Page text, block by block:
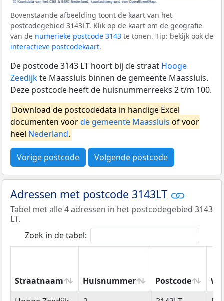
Bovenstaande afbeelding toont de kaart van het
postcodegebied 3143LT. Klik op de kaart om de geografie
van de numerieke postcode 3143 te tonen. Tip: bekijk ook de
interactieve postcodekaart.
De postcode 3143 LT hoort bij de straat Hooge
Zeedijkte Maassluis binnen de gemeente Maassluis.
Deze postcode heeft de huisnummerreeks 2 t/m 100.
Download de postcodedata in handige Excel
documenten voorde gemeente Maassluis of voor
heel Nederland.
Vorige postcode Volgende postcode
Adressen met postcode 3143LT
Tabel met alle 4 adressen in het postcodegebied 3143
LT.
Zoek in de tabel:
Straatnaam Huisnummer Postcode
Straatnaam
Huisnummer Postcode